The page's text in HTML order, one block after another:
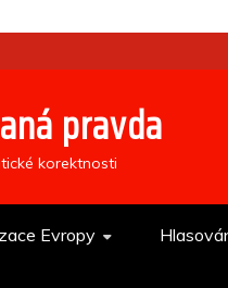
pravda
korektnosti
Evropy